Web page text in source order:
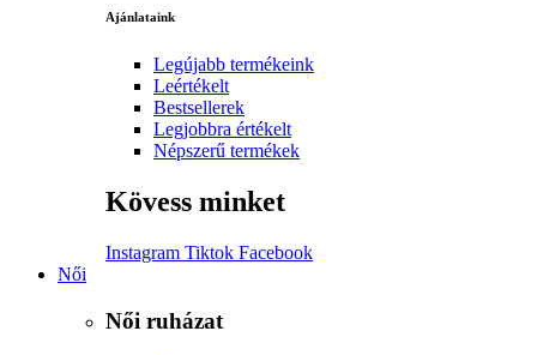
Ajánlataink
Legújabb termékeink
Leértékelt
Bestsellerek
Legjobbra értékelt
Népszerű termékek
Kövess minket
Instagram Tiktok Facebook
Női
Női ruházat